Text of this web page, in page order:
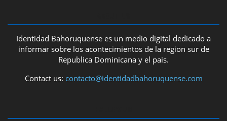
Identidad Bahoruquense es un medio digital dedicado a
informar sobre los acontecimientos de la region sur de
Republica Dominicana y el pais.
Contact us: contacto@identidadbahoruquense.com